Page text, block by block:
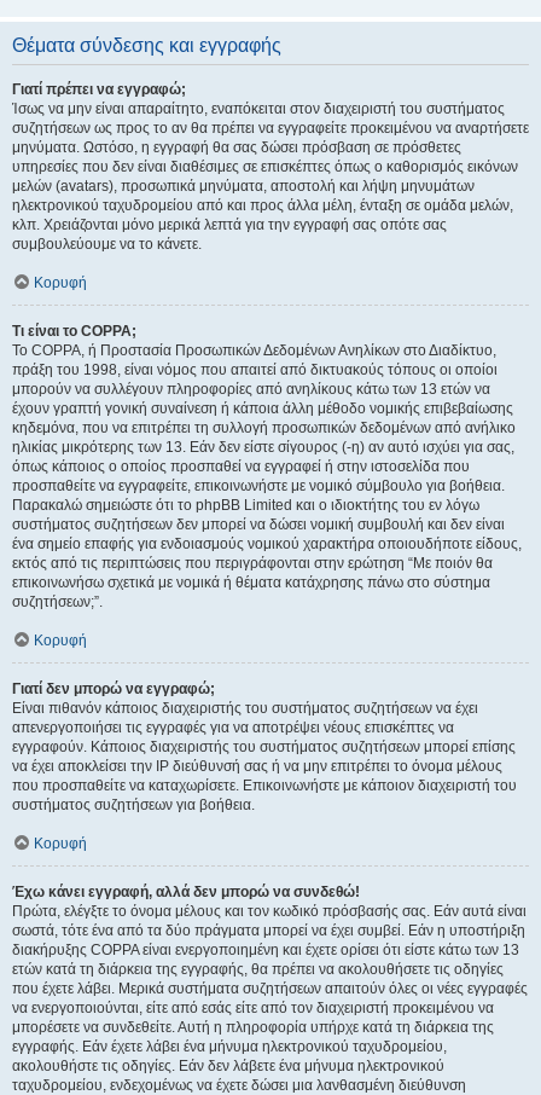
Θέματα σύνδεσης και εγγραφής
Γιατί πρέπει να εγγραφώ;
Ίσως να μην είναι απαραίτητο, εναπόκειται στον διαχειριστή του συστήματος
συζητήσεων ως προς το αν θα πρέπει να εγγραφείτε προκειμένου να αναρτήσετε
μηνύματα. Ωστόσο, η εγγραφή θα σας δώσει πρόσβαση σε πρόσθετες
υπηρεσίες που δεν είναι διαθέσιμες σε επισκέπτες όπως ο καθορισμός εικόνων
μελών (avatars), προσωπικά μηνύματα, αποστολή και λήψη μηνυμάτων
ηλεκτρονικού ταχυδρομείου από και προς άλλα μέλη, ένταξη σε ομάδα μελών,
κλπ. Χρειάζονται μόνο μερικά λεπτά για την εγγραφή σας οπότε σας
συμβουλεύουμε να το κάνετε.
Κορυφή
Τι είναι το COPPA;
Το COPPA, ή Προστασία Προσωπικών Δεδομένων Ανηλίκων στο Διαδίκτυο,
πράξη του 1998, είναι νόμος που απαιτεί από δικτυακούς τόπους οι οποίοι
μπορούν να συλλέγουν πληροφορίες από ανηλίκους κάτω των 13 ετών να
έχουν γραπτή γονική συναίνεση ή κάποια άλλη μέθοδο νομικής επιβεβαίωσης
κηδεμόνα, που να επιτρέπει τη συλλογή προσωπικών δεδομένων από ανήλικο
ηλικίας μικρότερης των 13. Εάν δεν είστε σίγουρος (-η) αν αυτό ισχύει για σας,
όπως κάποιος ο οποίος προσπαθεί να εγγραφεί ή στην ιστοσελίδα που
προσπαθείτε να εγγραφείτε, επικοινωνήστε με νομικό σύμβουλο για βοήθεια.
Παρακαλώ σημειώστε ότι το phpBB Limited και ο ιδιοκτήτης του εν λόγω
συστήματος συζητήσεων δεν μπορεί να δώσει νομική συμβουλή και δεν είναι
ένα σημείο επαφής για ενδοιασμούς νομικού χαρακτήρα οποιουδήποτε είδους,
εκτός από τις περιπτώσεις που περιγράφονται στην ερώτηση “Με ποιόν θα
επικοινωνήσω σχετικά με νομικά ή θέματα κατάχρησης πάνω στο σύστημα
συζητήσεων;”.
Κορυφή
Γιατί δεν μπορώ να εγγραφώ;
Είναι πιθανόν κάποιος διαχειριστής του συστήματος συζητήσεων να έχει
απενεργοποιήσει τις εγγραφές για να αποτρέψει νέους επισκέπτες να
εγγραφούν. Κάποιος διαχειριστής του συστήματος συζητήσεων μπορεί επίσης
να έχει αποκλείσει την IP διεύθυνσή σας ή να μην επιτρέπει το όνομα μέλους
που προσπαθείτε να καταχωρίσετε. Επικοινωνήστε με κάποιον διαχειριστή του
συστήματος συζητήσεων για βοήθεια.
Κορυφή
Έχω κάνει εγγραφή, αλλά δεν μπορώ να συνδεθώ!
Πρώτα, ελέγξτε το όνομα μέλους και τον κωδικό πρόσβασής σας. Εάν αυτά είναι
σωστά, τότε ένα από τα δύο πράγματα μπορεί να έχει συμβεί. Εάν η υποστήριξη
διακήρυξης COPPA είναι ενεργοποιημένη και έχετε ορίσει ότι είστε κάτω των 13
ετών κατά τη διάρκεια της εγγραφής, θα πρέπει να ακολουθήσετε τις οδηγίες
που έχετε λάβει. Μερικά συστήματα συζητήσεων απαιτούν όλες οι νέες εγγραφές
να ενεργοποιούνται, είτε από εσάς είτε από τον διαχειριστή προκειμένου να
μπορέσετε να συνδεθείτε. Αυτή η πληροφορία υπήρχε κατά τη διάρκεια της
εγγραφής. Εάν έχετε λάβει ένα μήνυμα ηλεκτρονικού ταχυδρομείου,
ακολουθήστε τις οδηγίες. Εάν δεν λάβετε ένα μήνυμα ηλεκτρονικού
ταχυδρομείου, ενδεχομένως να έχετε δώσει μια λανθασμένη διεύθυνση